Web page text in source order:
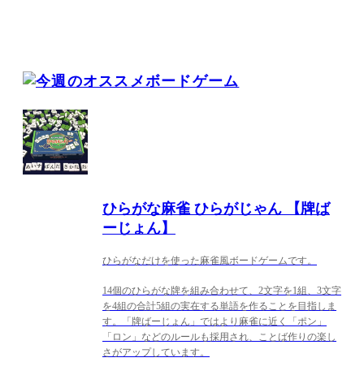
ひらがな麻雀 ひらがじゃん 【牌ば
ーじょん】
ひらがなだけを使った麻雀風ボードゲームです。
14個のひらがな牌を組み合わせて、2文字を1組、3文字
を4組の合計5組の実在する単語を作ることを目指しま
す。「牌ばーじょん」ではより麻雀に近く「ポン」
「ロン」などのルールも採用され、ことば作りの楽し
さがアップしています。